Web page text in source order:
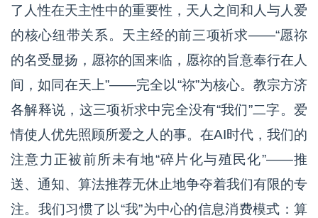
了人性在天主性中的重要性，天人之间和人与人爱
的核心纽带关系。天主经的前三项祈求——“愿祢
的名受显扬，愿祢的国来临，愿祢的旨意奉行在人
间，如同在天上”——完全以“祢”为核心。教宗方济
各解释说，这三项祈求中完全没有“我们”二字。爱
情使人优先照顾所爱之人的事。在AI时代，我们的
注意力正被前所未有地“碎片化与殖民化”——推
送、通知、算法推荐无休止地争夺着我们有限的专
注。我们习惯了以“我”为中心的信息消费模式：算